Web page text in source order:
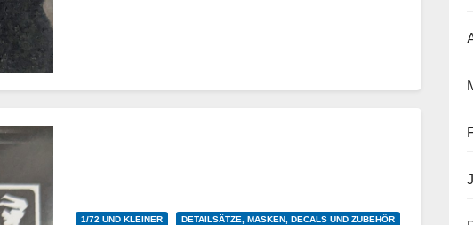
1/72 UND KLEINER
DETAILSÄTZE, MASKEN, DECALS UND ZUBEHÖR